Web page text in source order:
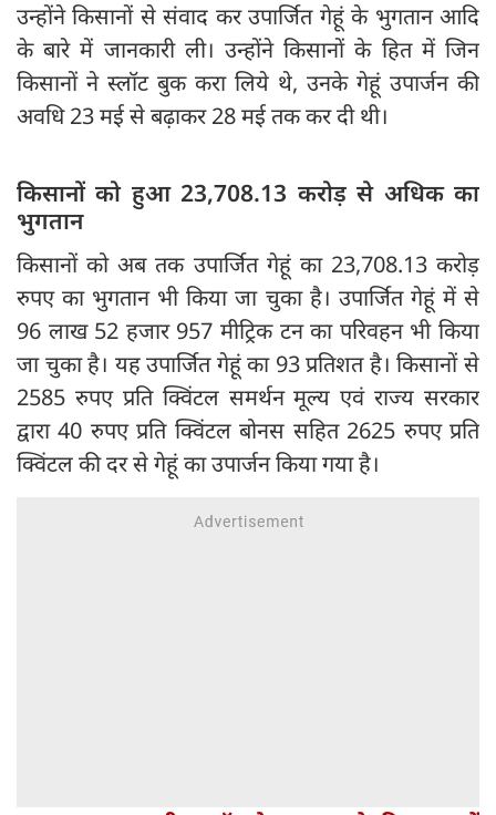
उन्होंने किसानों से संवाद कर उपार्जित गेहूं के भुगतान आदि
के बारे में जानकारी ली। उन्होंने किसानों के हित में जिन
किसानों ने स्लॉट बुक करा लिये थे, उनके गेहूं उपार्जन की
अवधि 23 मई से बढ़ाकर 28 मई तक कर दी थी।
किसानों को हुआ 23,708.13 करोड़ से अधिक का
भुगतान
किसानों को अब तक उपार्जित गेहूं का 23,708.13 करोड़
रुपए का भुगतान भी किया जा चुका है। उपार्जित गेहूं में से
96 लाख 52 हजार 957 मीट्रिक टन का परिवहन भी किया
जा चुका है। यह उपार्जित गेहूं का 93 प्रतिशत है। किसानों से
2585 रुपए प्रति क्विंटल समर्थन मूल्य एवं राज्य सरकार
द्वारा 40 रुपए प्रति क्विंटल बोनस सहित 2625 रुपए प्रति
क्विंटल की दर से गेहूं का उपार्जन किया गया है।